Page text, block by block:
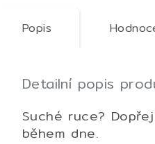
Popis
Detailní popis
Suché ruce?
během dne.